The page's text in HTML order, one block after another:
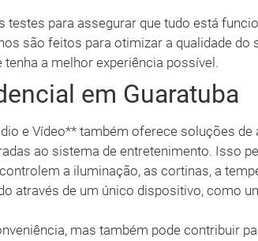
testes para assegurar que tudo está
são feitos para otimizar a qualidade do
a melhor experiência possível.
em Guaratuba
e Vídeo** também oferece soluções de
ao sistema de entretenimento. Isso
a iluminação, as cortinas, a
através de um único dispositivo, como
mas também pode contribuir